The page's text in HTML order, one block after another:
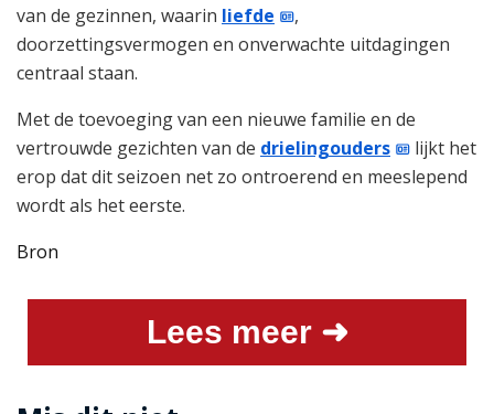
van de gezinnen, waarin liefde
,
doorzettingsvermogen en onverwachte uitdagingen
centraal staan.
Met de toevoeging van een nieuwe familie en de
vertrouwde gezichten van de drielingouders
lijkt het
erop dat dit seizoen net zo ontroerend en meeslepend
wordt als het eerste.
Bron
Lees meer ➜